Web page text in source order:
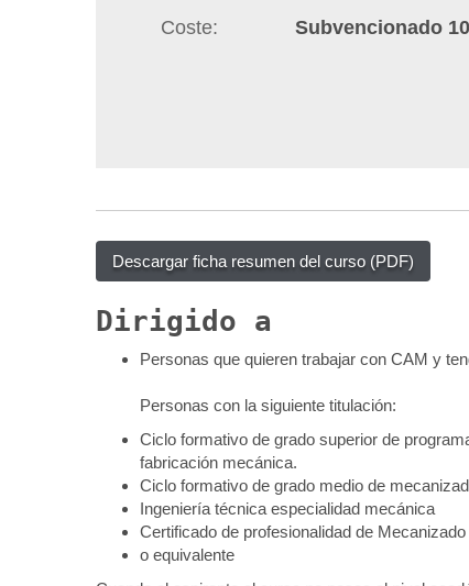
Coste
Subvencionado
Descargar ficha resumen del curso (PDF)
Dirigido a
Personas que quieren trabajar con CAM y
Personas con la siguiente titulación:
Ciclo formativo de grado superior de
fabricación mecánica.
Ciclo formativo de grado medio de
Ingeniería técnica especialidad mecánica
Certificado de profesionalidad de
o equivalente